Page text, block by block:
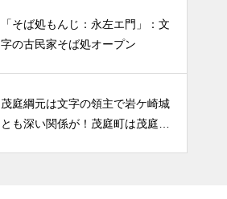
「そば処もんじ：永左エ門」：文
字の古民家そば処オープン
茂庭綱元は文字の領主で岩ケ崎城
とも深い関係が！茂庭町は茂庭氏